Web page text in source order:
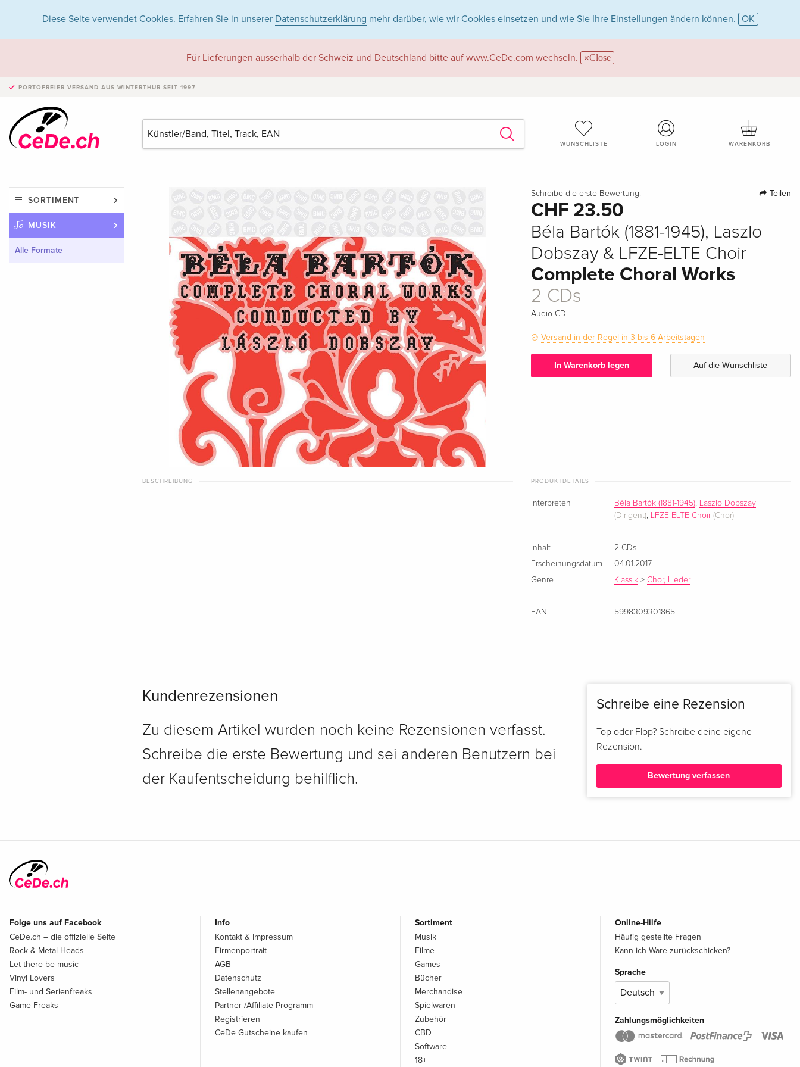
Diese Seite verwendet Cookies. Erfahren Sie in unserer Datenschutzerklärung mehr darüber, wie wir Cookies einsetzen und wie Sie Ihre Einstellungen ändern können. OK
Für Lieferungen ausserhalb der Schweiz und Deutschland bitte auf www.CeDe.com wechseln. Close
PORTOFREIER VERSAND AUS WINTERTHUR SEIT 1997
WUNSCHLISTE LOGIN WARENKORB
SORTIMENT
MUSIK
Alle Formate
Schreibe die erste Bewertung! Teilen
CHF 23.50
Béla Bartók (1881-1945), Laszlo
Dobszay & LFZE-ELTE Choir
Complete Choral Works
2 CDs
Audio-CD
Versand in der Regel in 3 bis 6 Arbeitstagen
In Warenkorb legen Auf die Wunschliste
BESCHREIBUNG PRODUKTDETAILS
Interpreten Béla Bartók (1881-1945), Laszlo Dobszay
(Dirigent), LFZE-ELTE Choir(Chor)
Inhalt
2 CDs
Erscheinungsdatum
04.01.2017
Genre
Klassik >Chor, Lieder
EAN 5998309301865
Kundenrezensionen
Zu diesem Artikel wurden noch keine Rezensionen verfasst.
Schreibe die erste Bewertung und sei anderen Benutzern bei
der Kaufentscheidung behilflich.
Schreibe eine Rezension
Top oder Flop? Schreibe deine eigene
Rezension.
Bewertung verfassen
Folge uns auf Facebook
CeDe.ch – die offizielle Seite
Rock & Metal Heads
Let there be music
Vinyl Lovers
Film- und Serienfreaks
Game Freaks
Info
Kontakt & Impressum
Firmenportrait
AGB
Datenschutz
Stellenangebote
Partner-/Affiliate-Programm
Registrieren
CeDe Gutscheine kaufen
Sortiment
Musik
Filme
Games
Bücher
Merchandise
Spielwaren
Zubehör
CBD
Software
18+
Online-Hilfe
Häufig gestellte Fragen
Kann ich Ware zurückschicken?
Sprache
Zahlungsmöglichkeiten